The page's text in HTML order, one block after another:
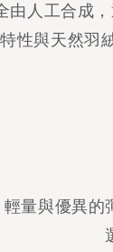
由人工合成
性與天然羽
量與優異